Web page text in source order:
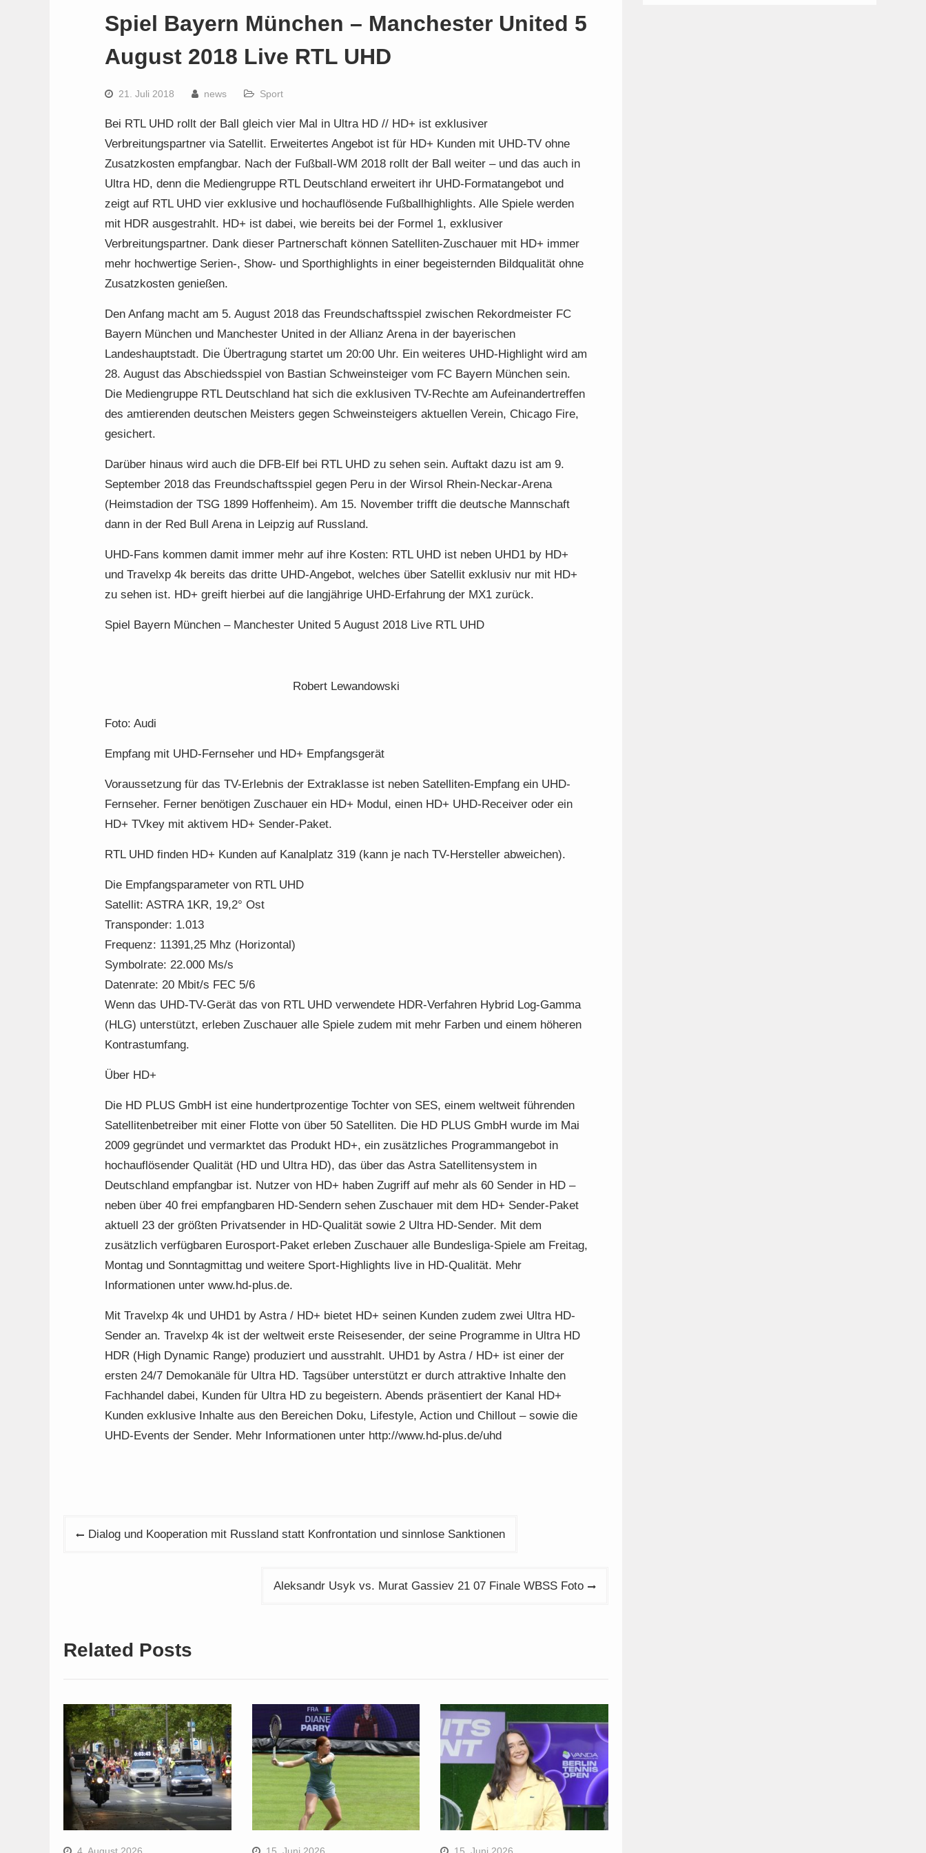
Spiel Bayern München – Manchester United 5
August 2018 Live RTL UHD
21. Juli 2018 news Sport
Bei RTL UHD rollt der Ball gleich vier Mal in Ultra HD // HD+ ist exklusiver
Verbreitungspartner via Satellit. Erweitertes Angebot ist für HD+ Kunden mit UHD-TV ohne
Zusatzkosten empfangbar. Nach der Fußball-WM 2018 rollt der Ball weiter – und das auch in
Ultra HD, denn die Mediengruppe RTL Deutschland erweitert ihr UHD-Formatangebot und
zeigt auf RTL UHD vier exklusive und hochauflösende Fußballhighlights. Alle Spiele werden
mit HDR ausgestrahlt. HD+ ist dabei, wie bereits bei der Formel 1, exklusiver
Verbreitungspartner. Dank dieser Partnerschaft können Satelliten-Zuschauer mit HD+ immer
mehr hochwertige Serien-, Show- und Sporthighlights in einer begeisternden Bildqualität ohne
Zusatzkosten genießen.
Den Anfang macht am 5. August 2018 das Freundschaftsspiel zwischen Rekordmeister FC
Bayern München und Manchester United in der Allianz Arena in der bayerischen
Landeshauptstadt. Die Übertragung startet um 20:00 Uhr. Ein weiteres UHD-Highlight wird am
28. August das Abschiedsspiel von Bastian Schweinsteiger vom FC Bayern München sein.
Die Mediengruppe RTL Deutschland hat sich die exklusiven TV-Rechte am Aufeinandertreffen
des amtierenden deutschen Meisters gegen Schweinsteigers aktuellen Verein, Chicago Fire,
gesichert.
Darüber hinaus wird auch die DFB-Elf bei RTL UHD zu sehen sein. Auftakt dazu ist am 9.
September 2018 das Freundschaftsspiel gegen Peru in der Wirsol Rhein-Neckar-Arena
(Heimstadion der TSG 1899 Hoffenheim). Am 15. November trifft die deutsche Mannschaft
dann in der Red Bull Arena in Leipzig auf Russland.
UHD-Fans kommen damit immer mehr auf ihre Kosten: RTL UHD ist neben UHD1 by HD+
und Travelxp 4k bereits das dritte UHD-Angebot, welches über Satellit exklusiv nur mit HD+
zu sehen ist. HD+ greift hierbei auf die langjährige UHD-Erfahrung der MX1 zurück.
Spiel Bayern München – Manchester United 5 August 2018 Live RTL UHD
Robert Lewandowski
Foto: Audi
Empfang mit UHD-Fernseher und HD+ Empfangsgerät
Voraussetzung für das TV-Erlebnis der Extraklasse ist neben Satelliten-Empfang ein UHD-
Fernseher. Ferner benötigen Zuschauer ein HD+ Modul, einen HD+ UHD-Receiver oder ein
HD+ TVkey mit aktivem HD+ Sender-Paket.
RTL UHD finden HD+ Kunden auf Kanalplatz 319 (kann je nach TV-Hersteller abweichen).
Die Empfangsparameter von RTL UHD
Satellit: ASTRA 1KR, 19,2° Ost
Transponder: 1.013
Frequenz: 11391,25 Mhz (Horizontal)
Symbolrate: 22.000 Ms/s
Datenrate: 20 Mbit/s FEC 5/6
Wenn das UHD-TV-Gerät das von RTL UHD verwendete HDR-Verfahren Hybrid Log-Gamma
(HLG) unterstützt, erleben Zuschauer alle Spiele zudem mit mehr Farben und einem höheren
Kontrastumfang.
Über HD+
Die HD PLUS GmbH ist eine hundertprozentige Tochter von SES, einem weltweit führenden
Satellitenbetreiber mit einer Flotte von über 50 Satelliten. Die HD PLUS GmbH wurde im Mai
2009 gegründet und vermarktet das Produkt HD+, ein zusätzliches Programmangebot in
hochauflösender Qualität (HD und Ultra HD), das über das Astra Satellitensystem in
Deutschland empfangbar ist. Nutzer von HD+ haben Zugriff auf mehr als 60 Sender in HD –
neben über 40 frei empfangbaren HD-Sendern sehen Zuschauer mit dem HD+ Sender-Paket
aktuell 23 der größten Privatsender in HD-Qualität sowie 2 Ultra HD-Sender. Mit dem
zusätzlich verfügbaren Eurosport-Paket erleben Zuschauer alle Bundesliga-Spiele am Freitag,
Montag und Sonntagmittag und weitere Sport-Highlights live in HD-Qualität. Mehr
Informationen unter www.hd-plus.de.
Mit Travelxp 4k und UHD1 by Astra / HD+ bietet HD+ seinen Kunden zudem zwei Ultra HD-
Sender an. Travelxp 4k ist der weltweit erste Reisesender, der seine Programme in Ultra HD
HDR (High Dynamic Range) produziert und ausstrahlt. UHD1 by Astra / HD+ ist einer der
ersten 24/7 Demokanäle für Ultra HD. Tagsüber unterstützt er durch attraktive Inhalte den
Fachhandel dabei, Kunden für Ultra HD zu begeistern. Abends präsentiert der Kanal HD+
Kunden exklusive Inhalte aus den Bereichen Doku, Lifestyle, Action und Chillout – sowie die
UHD-Events der Sender. Mehr Informationen unter http://www.hd-plus.de/uhd
Beitragsnavigation
Dialog und Kooperation mit Russland statt Konfrontation und sinnlose Sanktionen
Aleksandr Usyk vs. Murat Gassiev 21 07 Finale WBSS Foto
Related Posts